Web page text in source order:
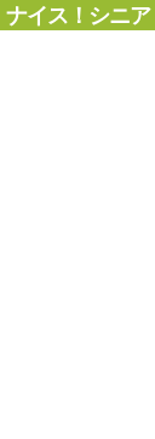
ナイス！シニア